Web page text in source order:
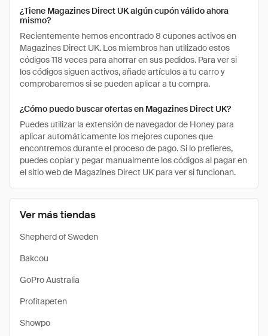
Ver más tiendas
Shepherd of Sweden
Bakcou
GoPro Australia
Profitapeten
Showpo
¿Tiene Magazines Direct UK algún cupón válido ahora
mismo?
Recientemente hemos encontrado 8 cupones activos en
Magazines Direct UK. Los miembros han utilizado estos
códigos 118 veces para ahorrar en sus pedidos. Para ver si
los códigos siguen activos, añade artículos a tu carro y
comprobaremos si se pueden aplicar a tu compra.
¿Cómo puedo buscar ofertas en Magazines Direct UK?
Puedes utilizar la extensión de navegador de Honey para
aplicar automáticamente los mejores cupones que
encontremos durante el proceso de pago. Si lo prefieres,
puedes copiar y pegar manualmente los códigos al pagar en
el sitio web de Magazines Direct UK para ver si funcionan.